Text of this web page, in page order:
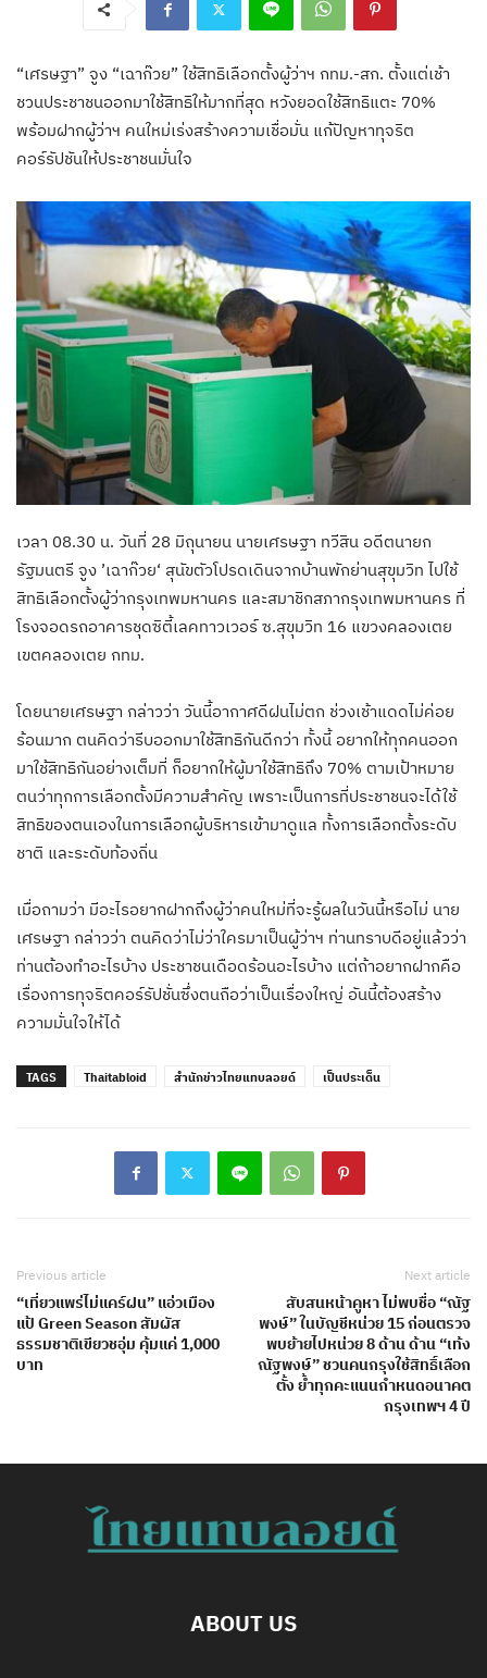
“เศรษฐา” จูง “เฉาก๊วย” ใช้สิทธิเลือกตั้งผู้ว่าฯ กทม.-สก. ตั้งแต่เช้า
ชวนประชาชนออกมาใช้สิทธิให้มากที่สุด หวังยอดใช้สิทธิแตะ 70%
พร้อมฝากผู้ว่าฯ คนใหม่เร่งสร้างความเชื่อมั่น แก้ปัญหาทุจริต
คอร์รัปชันให้ประชาชนมั่นใจ
เวลา 08.30 น. วันที่ 28 มิถุนายน นายเศรษฐา ทวีสิน อดีตนายก
รัฐมนตรี จูง ’เฉาก๊วย‘ สุนัขตัวโปรดเดินจากบ้านพักย่านสุขุมวิท ไปใช้
สิทธิเลือกตั้งผู้ว่ากรุงเทพมหานคร และสมาชิกสภากรุงเทพมหานคร ที่
โรงจอดรถอาคารชุดซิตี้เลคทาวเวอร์ ซ.สุขุมวิท 16 แขวงคลองเตย
เขตคลองเตย กทม.
โดยนายเศรษฐา กล่าวว่า วันนี้อากาศดีฝนไม่ตก ช่วงเช้าแดดไม่ค่อย
ร้อนมาก ตนคิดว่ารีบออกมาใช้สิทธิกันดีกว่า ทั้งนี้ อยากให้ทุกคนออก
มาใช้สิทธิกันอย่างเต็มที่ ก็อยากให้ผู้มาใช้สิทธิถึง 70% ตามเป้าหมาย
ตนว่าทุกการเลือกตั้งมีความสำคัญ เพราะเป็นการที่ประชาชนจะได้ใช้
สิทธิของตนเองในการเลือกผู้บริหารเข้ามาดูแล ทั้งการเลือกตั้งระดับ
ชาติ และระดับท้องถิ่น
เมื่อถามว่า มีอะไรอยากฝากถึงผู้ว่าคนใหม่ที่จะรู้ผลในวันนี้หรือไม่ นาย
เศรษฐา กล่าวว่า ตนคิดว่าไม่ว่าใครมาเป็นผู้ว่าฯ ท่านทราบดีอยู่แล้วว่า
ท่านต้องทำอะไรบ้าง ประชาชนเดือดร้อนอะไรบ้าง แต่ถ้าอยากฝากคือ
เรื่องการทุจริตคอร์รัปชั่นซึ่งตนถือว่าเป็นเรื่องใหญ่ อันนี้ต้องสร้าง
ความมั่นใจให้ได้
TAGS Thaitabloid สำนักข่าวไทยแทบลอยด์ เป็นประเด็น
Previous article
“เที่ยวแพร่ไม่แคร์ฝน” แอ่วเมือง
แป้ Green Season สัมผัส
ธรรมชาติเขียวชอุ่ม คุ้มแค่ 1,000
บาท
Next article
สับสนหน้าคูหา ไม่พบชื่อ “ณัฐ
พงษ์” ในบัญชีหน่วย 15 ก่อนตรวจ
พบย้ายไปหน่วย 8 ด้าน ด้าน “เท้ง
ณัฐพงษ์” ชวนคนกรุงใช้สิทธิ์เลือก
ตั้ง ย้ำทุกคะแนนกำหนดอนาคต
กรุงเทพฯ 4 ปี
ABOUT US